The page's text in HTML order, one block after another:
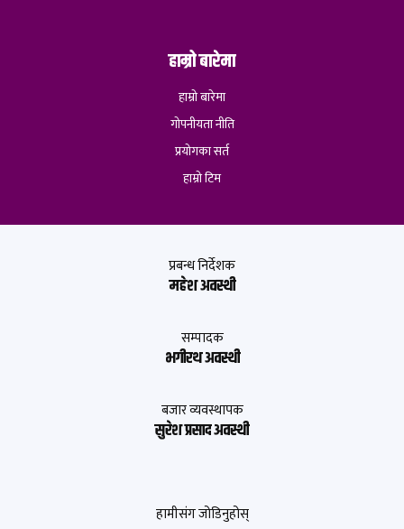
हाम्रो बारेमा
हाम्रो बारेमा
गोपनीयता नीति
प्रयोगका सर्त
हाम्रो टिम
प्रबन्ध निर्देशक
महेश अवस्थी
सम्पादक
भगीरथ अवस्थी
बजार व्यवस्थापक
सुरेश प्रसाद अवस्थी
हामीसंग जोडिनुहोस्